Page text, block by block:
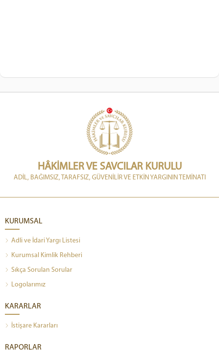
HÂKİMLER VE SAVCILAR KURULU
ADİL, BAĞIMSIZ, TARAFSIZ, GÜVENİLİR VE ETKİN YARGININ TEMİNATI
KURUMSAL
Adli ve İdari Yargı Listesi
Kurumsal Kimlik Rehberi
Sıkça Sorulan Sorular
Logolarımız
KARARLAR
İstişare Kararları
RAPORLAR